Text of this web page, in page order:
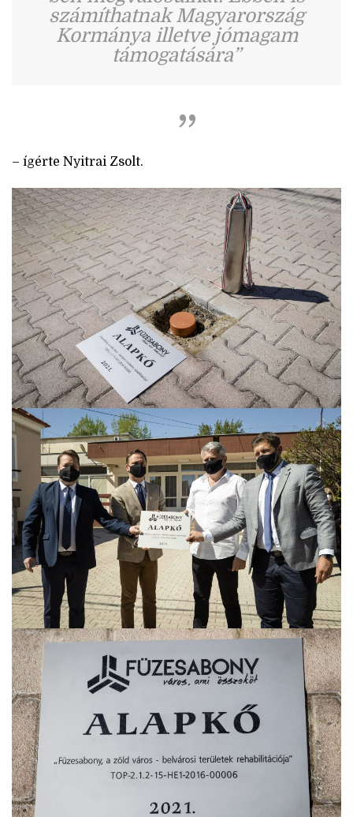
számíthatnak Magyarország
Kormánya illetve jómagam
támogatására”
– ígérte Nyitrai Zsolt.